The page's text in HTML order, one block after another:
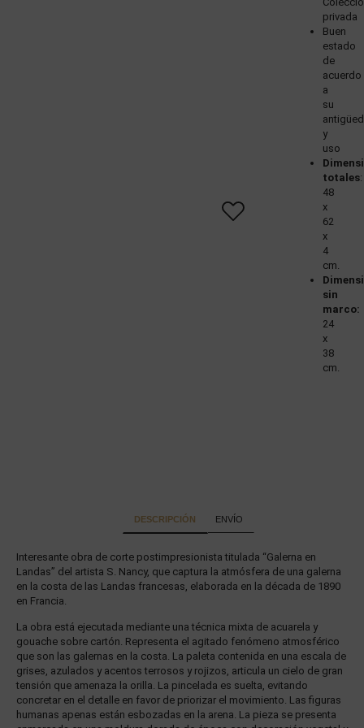
privada
Buen
estado
de
acuerdo
a
su
y
uso
totales:
48
x
62
x
4
cm.
sin
marco:
24
x
38
cm.
DESCRIPCIÓN ENVÍO
Interesante obra de corte postimpresionista titulada “Galerna en
Landas” del artista S. Nancy, que captura la atmósfera de una galerna
en la costa de las Landas francesas, elaborada en la década de 1890
en Francia.
La obra está ejecutada mediante una técnica mixta de acuarela y
gouache sobre cartón. Representa el agitado fenómeno atmosférico
que son las galernas en la costa. La paleta contenida en una escala de
grises, azulados y acentos terrosos y rojizos, articula un cielo de gran
tensión que amenaza la orilla. La pincelada es suelta, evitando
concretar en el detalle en favor de priorizar el movimiento. Las figuras
humanas apenas están esbozadas en la arena. La pieza se presenta